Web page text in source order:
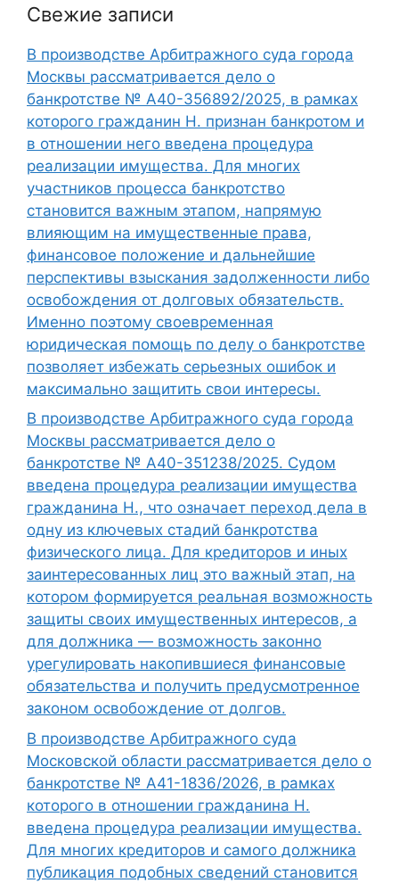
Свежие записи
В производстве Арбитражного суда города
Москвы рассматривается дело о
банкротстве № А40-356892/2025, в рамках
которого гражданин Н. признан банкротом и
в отношении него введена процедура
реализации имущества. Для многих
участников процесса банкротство
становится важным этапом, напрямую
влияющим на имущественные права,
финансовое положение и дальнейшие
перспективы взыскания задолженности либо
освобождения от долговых обязательств.
Именно поэтому своевременная
юридическая помощь по делу о банкротстве
позволяет избежать серьезных ошибок и
максимально защитить свои интересы.
В производстве Арбитражного суда города
Москвы рассматривается дело о
банкротстве № А40-351238/2025. Судом
введена процедура реализации имущества
гражданина Н., что означает переход дела в
одну из ключевых стадий банкротства
физического лица. Для кредиторов и иных
заинтересованных лиц это важный этап, на
котором формируется реальная возможность
защиты своих имущественных интересов, а
для должника — возможность законно
урегулировать накопившиеся финансовые
обязательства и получить предусмотренное
законом освобождение от долгов.
В производстве Арбитражного суда
Московской области рассматривается дело о
банкротстве № А41-1836/2026, в рамках
которого в отношении гражданина Н.
введена процедура реализации имущества.
Для многих кредиторов и самого должника
публикация подобных сведений становится